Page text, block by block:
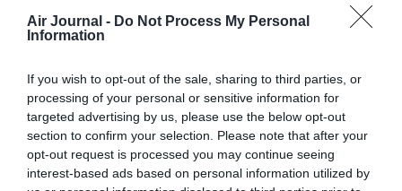
Air Journal - Do Not Process My Personal
Information
If you wish to opt-out of the sale, sharing to third parties, or
processing of your personal or sensitive information for
targeted advertising by us, please use the below opt-out
section to confirm your selection. Please note that after your
opt-out request is processed you may continue seeing
interest-based ads based on personal information utilized by
courant avec un retour le 08/02/21 = 493€ pour deux séniors
? Alors !
Le 04/01/21 j’ai fait un retour Lyon Ajaccio pour deux
En Corse (j’habite) avion ou bateau, tarif résident est un
leurre, malheureusement, avec des taxes exorbitantes …
Bien Cordialement
B.Avondo
RÉPONDRE